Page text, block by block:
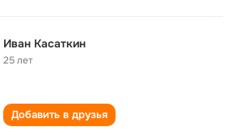
Иван Касаткин
25 лет
Добавить в друзья